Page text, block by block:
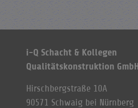
i-Q Schacht & Kollegen
Qualitätskonstruktion
Hirschbergstraße 10A
90571 Schwaig bei Nürnberg